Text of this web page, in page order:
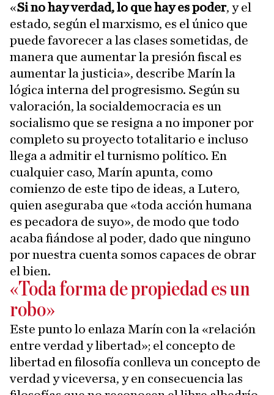
«Si no hay verdad, lo que hay es poder, y el
estado, según el marxismo, es el único que
puede favorecer a las clases sometidas, de
manera que aumentar la presión fiscal es
aumentar la justicia», describe Marín la
lógica interna del progresismo. Según su
valoración, la socialdemocracia es un
socialismo que se resigna a no imponer por
completo su proyecto totalitario e incluso
llega a admitir el turnismo político. En
cualquier caso, Marín apunta, como
comienzo de este tipo de ideas, a Lutero,
quien aseguraba que «toda acción humana
es pecadora de suyo», de modo que todo
acaba fiándose al poder, dado que ninguno
por nuestra cuenta somos capaces de obrar
el bien.
«Toda forma de propiedad es un
robo»
Este punto lo enlaza Marín con la «relación
entre verdad y libertad»; el concepto de
libertad en filosofía conlleva un concepto de
verdad y viceversa, y en consecuencia las